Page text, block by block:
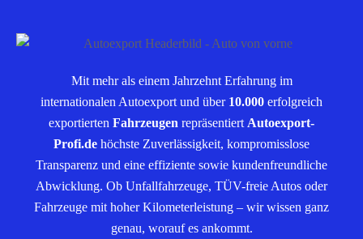
Mit mehr als einem Jahrzehnt Erfahrung im
internationalen Autoexport und über 10.000 erfolgreich
exportierten Fahrzeugen repräsentiert Autoexport-
Profi.de höchste Zuverlässigkeit, kompromisslose
Transparenz und eine effiziente sowie kundenfreundliche
Abwicklung. Ob Unfallfahrzeuge, TÜV-freie Autos oder
Fahrzeuge mit hoher Kilometerleistung – wir wissen ganz
genau, worauf es ankommt.